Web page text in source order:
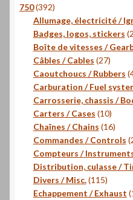
750 392392
produits
Allumage, électricité /
Badges, logos, stickers
Boîte de vitesses /
Câbles / Cables 2727
Caoutchoucs / Rubbers
Carburation / Fuel
Carrosserie, chassis /
Carters / Cases 1010
Chaînes / Chains 1616
Commandes / Controls
Compteurs /
Distribution, culasse /
Divers / Misc. 115115
Echappement / Exhaust